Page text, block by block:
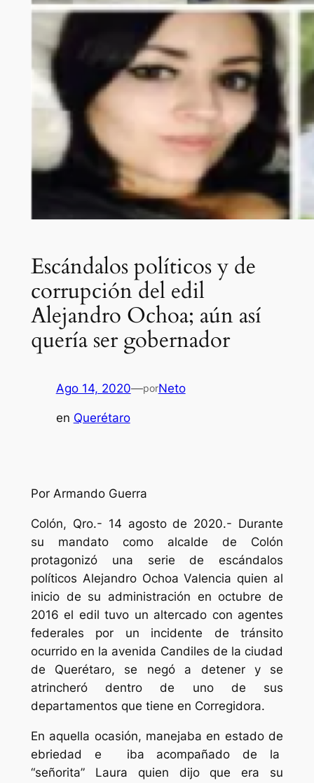
Escándalos políticos y de
corrupción del edil
Alejandro Ochoa; aún así
quería ser gobernador
Ago 14, 2020—porNeto
en Querétaro
Por Armando Guerra
Colón, Qro.- 14 agosto de 2020.- Durante
su mandato como alcalde de Colón
protagonizó una serie de escándalos
políticos Alejandro Ochoa Valencia quien al
inicio de su administración en octubre de
2016 el edil tuvo un altercado con agentes
federales por un incidente de tránsito
ocurrido en la avenida Candiles de la ciudad
de Querétaro, se negó a detener y se
atrincheró dentro de uno de sus
departamentos que tiene en Corregidora.
En aquella ocasión, manejaba en estado de
ebriedad e iba acompañado de la
“señorita” Laura quien dijo que era su